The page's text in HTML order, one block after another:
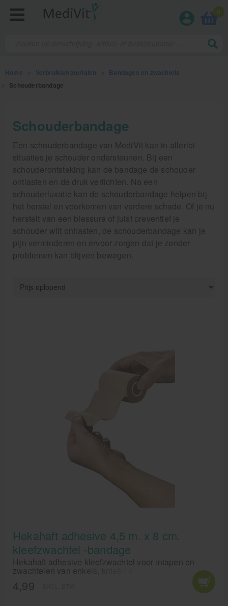
0
Home Verbruiksmaterialen Bandages en zwachtels
Schouderbandage
Fysiotherapieproducten
Verbruiksmaterialen
Kinesiotape
Sporttape
Bandages en zwachtels
Farmaceutische artikelen
Verzorgingskoffers | Bidonkratten
Voedingssupplementen
Aanbiedingen groothandel fysiotherapie en massage
Schouderbandage
Een schouderbandage van MediVit kan in allerlei
situaties je schouder ondersteunen. Bij een
schouderontsteking kan de bandage de schouder
ontlasten en de druk verlichten. Na een
schouderluxatie kan de schouderbandage helpen bij
het herstel en voorkomen van verdere schade. Of je nu
herstelt van een blessure of juist preventief je
schouder wilt ontlasten, de schouderbandage kan je
pijn verminderen en ervoor zorgen dat je zonder
problemen kan blijven bewegen.
Hekahaft adhesive 4,5 m. x 8 cm.
kleefzwachtel -bandage
Hekahaft adhesive kleefzwachtel voor intapen en
zwachtelen van enkels, knieën en andere
lichaamsdelen. De HEKA haft adhesive 8 cm. is de
meest ideale maat voor jongvolwassenen en
volwassenen. Kleefzwachtel wordt vaak gebruikt in
4,99